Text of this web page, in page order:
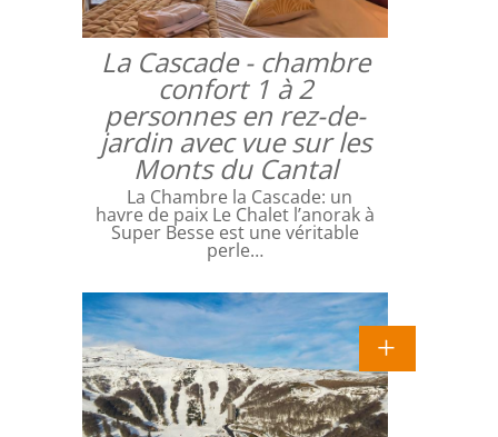
La Cascade - chambre
confort 1 à 2
personnes en rez-de-
jardin avec vue sur les
Monts du Cantal
La Chambre la Cascade: un
havre de paix Le Chalet l’anorak à
Super Besse est une véritable
perle…